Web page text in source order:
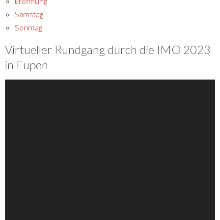
Samstag
Sonntag
Virtueller Rundgang durch die IMO 2023
in Eupen